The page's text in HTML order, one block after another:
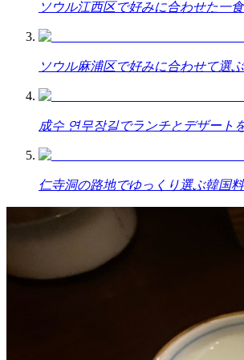
ソウル江西区で好みに合わせた一
ソウル麻浦区で好みに合わせて選
成수 연무장길でランチとデザート
仁寺洞の路地でゆっくり選ぶ韓国